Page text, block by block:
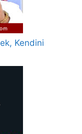
Kendini